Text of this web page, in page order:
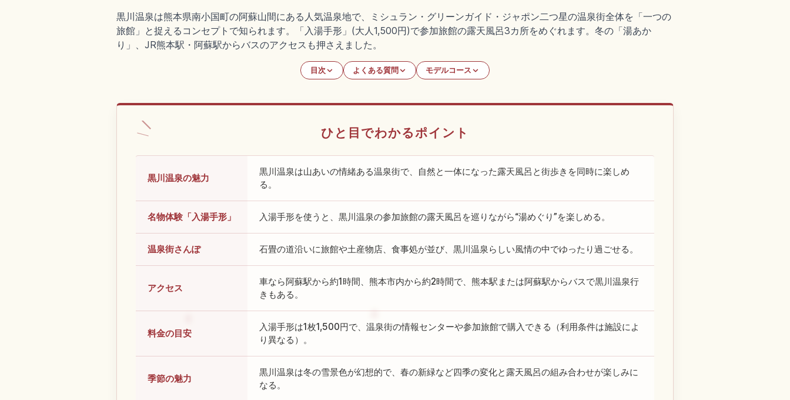
黒川温泉は熊本県南小国町の阿蘇山間にある人気温泉地で、ミシュラン・グリーンガイド・ジャポン二つ星の温泉街全体を「一つの
旅館」と捉えるコンセプトで知られます。「入湯手形」(大人1,500円)で参加旅館の露天風呂3カ所をめぐれます。冬の「湯あか
り」、JR熊本駅・阿蘇駅からバスのアクセスも押さえました。
目次 よくある質問 モデルコース
ひと目でわかるポイント
黒川温泉の魅力
黒川温泉は山あいの情緒ある温泉街で、自然と一体になった露天風呂と街歩きを同時に楽しめ
る。
名物体験「入湯手形」 入湯手形を使うと、黒川温泉の参加旅館の露天風呂を巡りながら“湯めぐり”を楽しめる。
温泉街さんぽ 石畳の道沿いに旅館や土産物店、食事処が並び、黒川温泉らしい風情の中でゆったり過ごせる。
アクセス
車なら阿蘇駅から約1時間、熊本市内から約2時間で、熊本駅または阿蘇駅からバスで黒川温泉行
きもある。
料金の目安
入湯手形は1枚1,500円で、温泉街の情報センターや参加旅館で購入できる（利用条件は施設によ
り異なる）。
季節の魅力
黒川温泉は冬の雪景色が幻想的で、春の新緑など四季の変化と露天風呂の組み合わせが楽しみに
なる。